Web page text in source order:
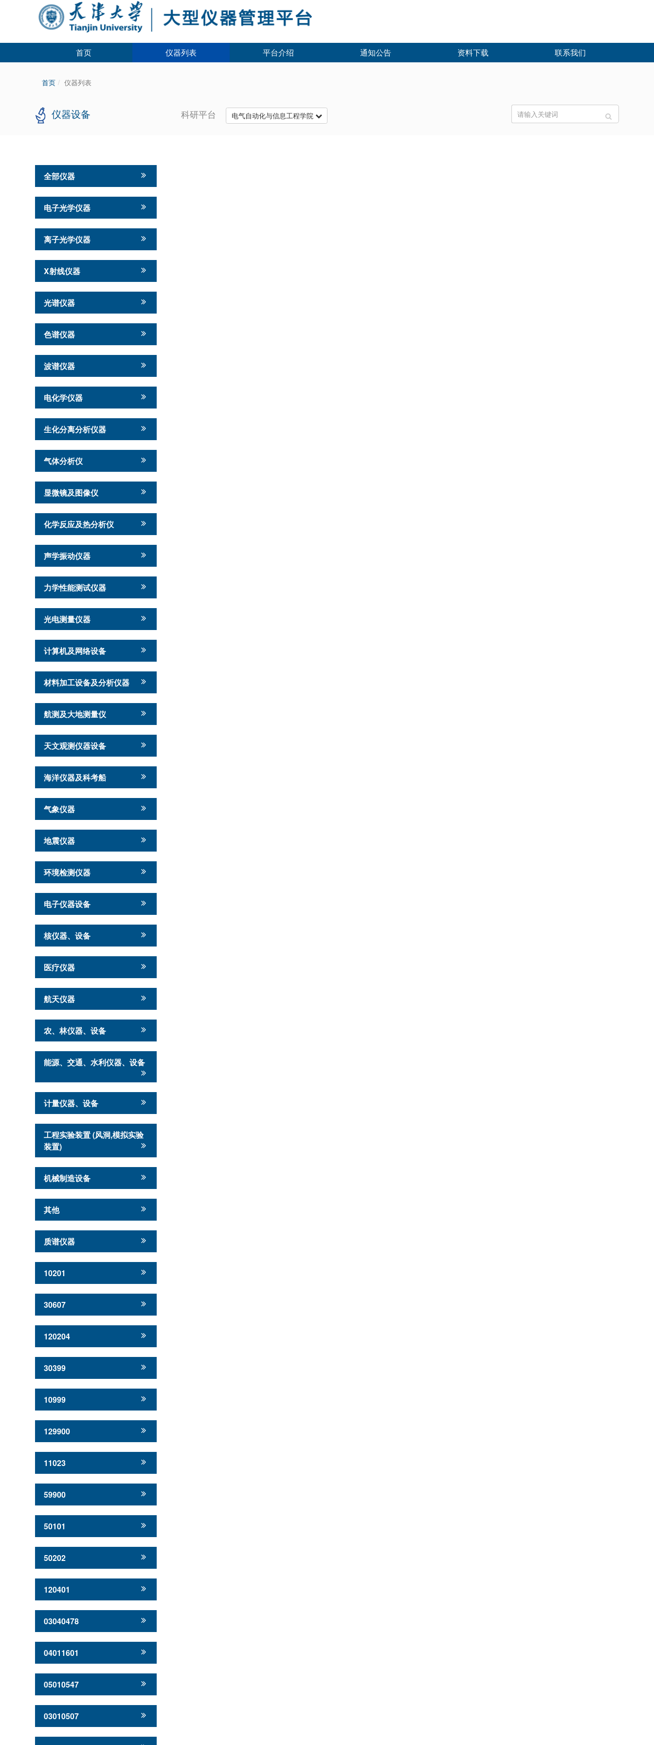
首页 仪器列表 平台介绍 通知公告 资料下载 联系我们
首页 仪器列表
仪器设备 科研平台 电气自动化与信息工程学院
全部仪器
电子光学仪器
离子光学仪器
X射线仪器
光谱仪器
色谱仪器
波谱仪器
电化学仪器
生化分离分析仪器
气体分析仪
显微镜及图像仪
化学反应及热分析仪
声学振动仪器
力学性能测试仪器
光电测量仪器
计算机及网络设备
材料加工设备及分析仪器
航测及大地测量仪
天文观测仪器设备
海洋仪器及科考船
气象仪器
地震仪器
环境检测仪器
电子仪器设备
核仪器、设备
医疗仪器
航天仪器
农、林仪器、设备
能源、交通、水利仪器、设备
计量仪器、设备
工程实验装置 (风洞,模拟实验
装置)
机械制造设备
其他
质谱仪器
10201
30607
120204
30399
10999
129900
11023
59900
50101
50202
120401
03040478
04011601
05010547
03010507